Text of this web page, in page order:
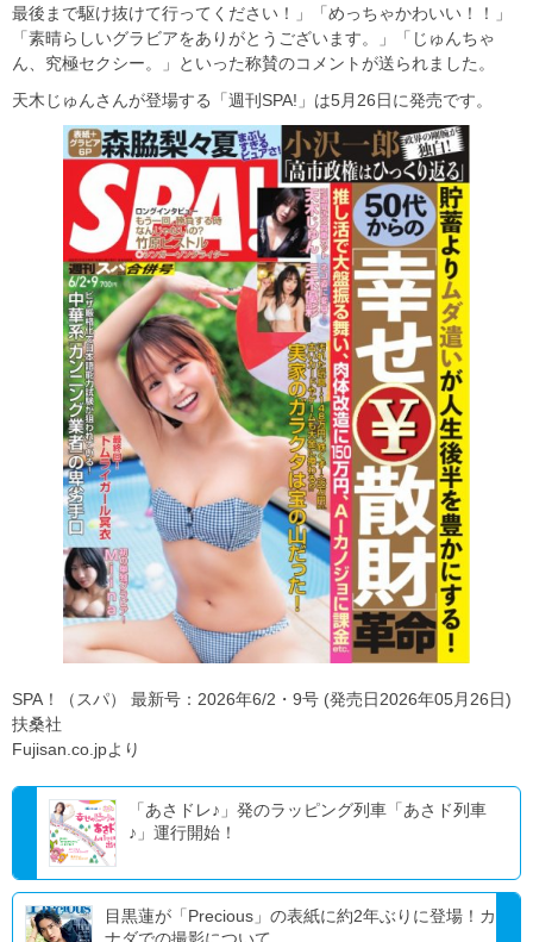
最後まで駆け抜けて行ってください！」「めっちゃかわいい！！」
「素晴らしいグラビアをありがとうございます。」「じゅんちゃ
ん、究極セクシー。」といった称賛のコメントが送られました。
天木じゅんさんが登場する「週刊SPA!」は5月26日に発売です。
SPA！（スパ） 最新号：2026年6/2・9号 (発売日2026年05月26日)
扶桑社
Fujisan.co.jpより
「あさドレ♪」発のラッピング列車「あさド列車
♪」運行開始！
目黒蓮が「Precious」の表紙に約2年ぶりに登場！カ